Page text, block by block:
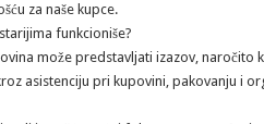
za naše kupce.
funkcioniše?
može predstavljati izazov, naročito
asistenciju pri kupovini, pakovanju i